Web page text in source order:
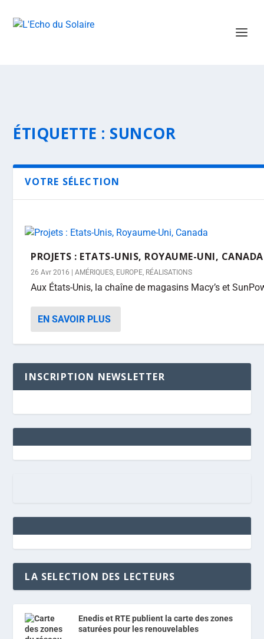
ÉTIQUETTE : SUNCOR
VOTRE SÉLECTION
PROJETS : ETATS-UNIS, ROYAUME-UNI, CANADA
26 Avr 2016 |AMÉRIQUES, EUROPE, RÉALISATIONS
Aux États-Unis, la chaîne de magasins Macy’s et
EN SAVOIR PLUS
INSCRIPTION NEWSLETTER
LA SELECTION DES LECTEURS
Enedis et RTE publient la carte des zones
saturées pour les renouvelables